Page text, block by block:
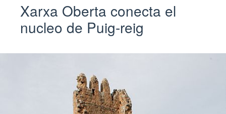
Xarxa Oberta conecta el
nucleo de Puig-reig